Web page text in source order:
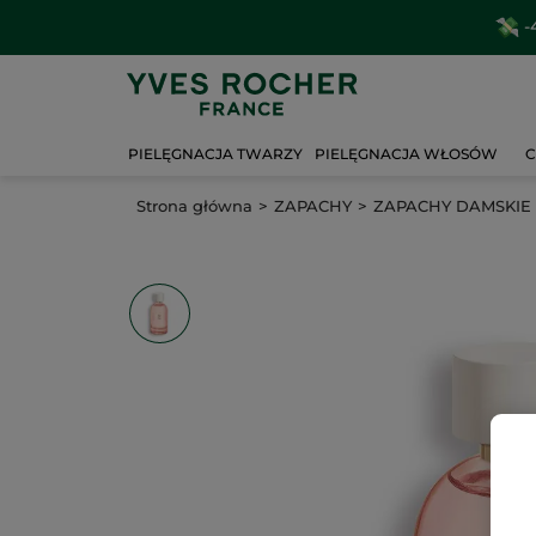
-
PIELĘGNACJA TWARZY PIELĘGNACJA WŁOSÓW
Strona główna ZAPACHY ZAPACHY DAMSKIE